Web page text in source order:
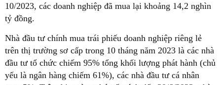
10/2023, các doanh nghiệp đã mua lại khoảng 14,2 nghìn
tỷ đồng.
Nhà đầu tư chính mua trái phiếu doanh nghiệp riêng lẻ
trên thị trường sơ cấp trong 10 tháng năm 2023 là các nhà
đầu tư tổ chức chiếm 95% tổng khối lượng phát hành (chủ
yếu là ngân hàng chiếm 61%), các nhà đầu tư cá nhân